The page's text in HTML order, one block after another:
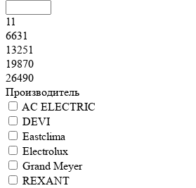
11
6631
13251
19870
26490
Производитель
AC ELECTRIC
DEVI
Eastclima
Electrolux
Grand Meyer
REXANT